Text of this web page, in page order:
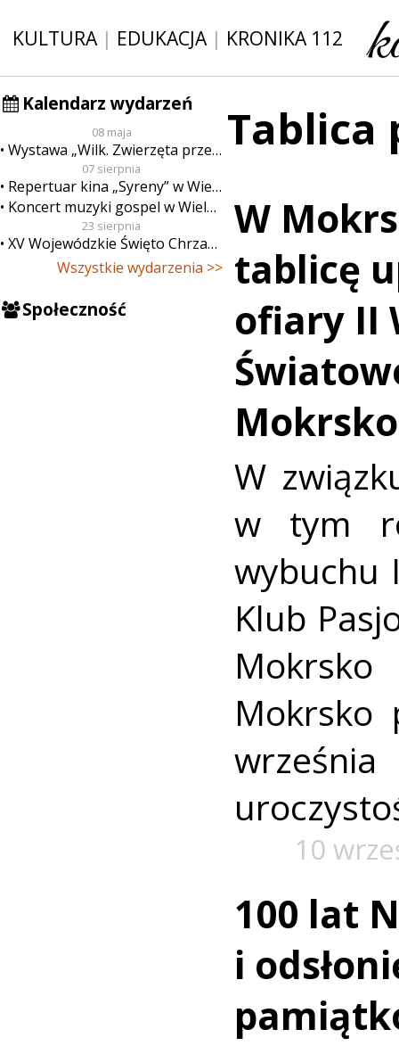
KULTURA| EDUKACJA| KRONIKA 112
Kalendarz wydarzeń
08 maja
Wystawa „Wilk. Zwierzęta przeklęte”
07 sierpnia
Repertuar kina „Syreny” w Wieluniu w dn. od 7 do 13 sierpnia
Koncert muzyki gospel w Wieluniu
23 sierpnia
XV Wojewódzkie Święto Chrzanu
Wszystkie wydarzenia >>
Społeczność
Tablica
W
tablicę
ofiary II
Mokrsko
W
w tym
wybuchu
Klub
Mokrsko
10
100 lat
i